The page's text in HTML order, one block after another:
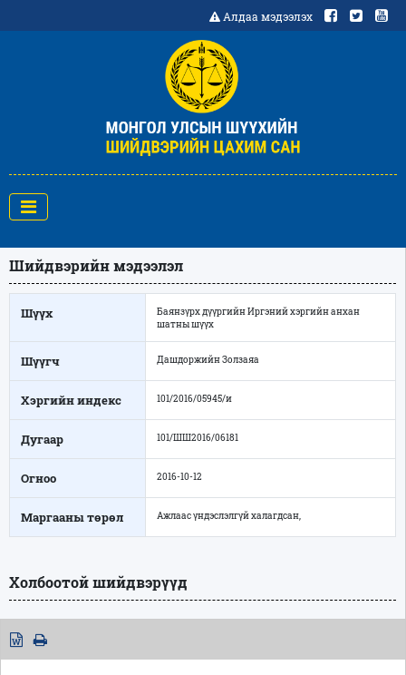
Алдаа мэдээлэх
Шийдвэрийн мэдээлэл
Шүүх
Баянзүрх дүүргийн Иргэний хэргийн анхан
шатны шүүх
Шүүгч Дашдоржийн Золзаяа
Хэргийн индекс 101/2016/05945/и
Дугаар 101/ШШ2016/06181
Огноо 2016-10-12
Маргааны төрөл Ажлаас үндэслэлгүй халагдсан,
Холбоотой шийдвэрүүд